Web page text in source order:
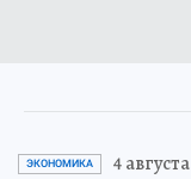
ЭКОНОМИКА 4